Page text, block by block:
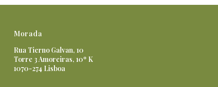
Morada
Rua Tierno Galvan, 10
Torre 3 Amoreiras, 10º K
1070-274 Lisboa